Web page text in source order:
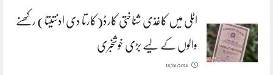
اٹلی میں کاغذی شناختی کارڈ(کارتا دی ادنتیتا) رکھنے
والوں کے لیے بڑی خوشخبری
18/06/2026